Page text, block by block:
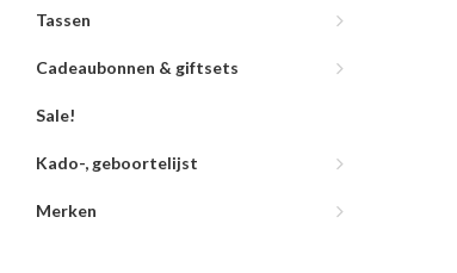
Tassen
Cadeaubonnen & giftsets
Sale!
Kado-, geboortelijst
Merken